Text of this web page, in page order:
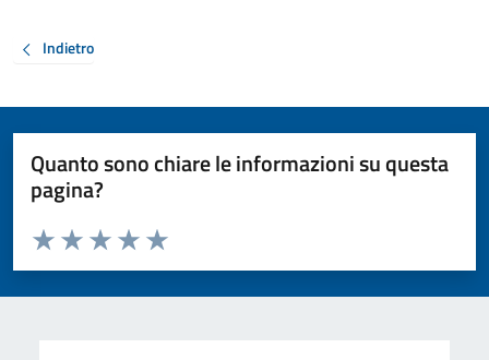
Indietro
Quanto sono chiare le informazioni su questa
pagina?
Valuta da 1 a 5 stelle la pagina
Valuta 5 stelle su 5
Valuta 4 stelle su 5
Valuta 3 stelle su 5
Valuta 2 stelle su 5
Valuta 1 stelle su 5